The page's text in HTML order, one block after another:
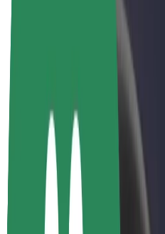
Gūsti ieņēmumus ar Bolt
Autovadītāji
Autovadītāja ieņēmumi
Kurjeri
Kurjerpartnera